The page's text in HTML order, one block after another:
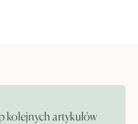
kolejnych artykułów